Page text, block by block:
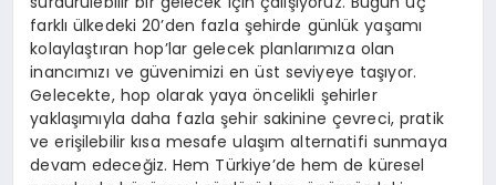
farklı ülkedeki 20’den fazla şehirde günlük yaşamı
kolaylaştıran hop’lar gelecek planlarımıza olan
inancımızı ve güvenimizi en üst seviyeye taşıyor.
Gelecekte, hop olarak yaya öncelikli şehirler
yaklaşımıyla daha fazla şehir sakinine çevreci, pratik
ve erişilebilir kısa mesafe ulaşım alternatifi sunmaya
devam edeceğiz. Hem Türkiye’de hem de küresel